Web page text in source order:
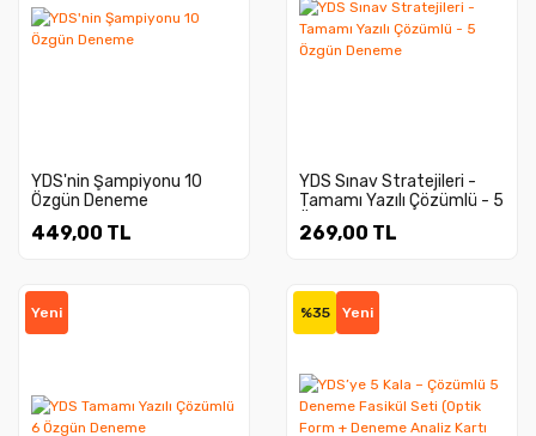
YDS'nin Şampiyonu 10
Özgün Deneme
449,00 TL
YDS Sınav Stratejileri -
Tamamı Yazılı Çözümlü - 5
269,00 TL
Yeni %35 Yeni